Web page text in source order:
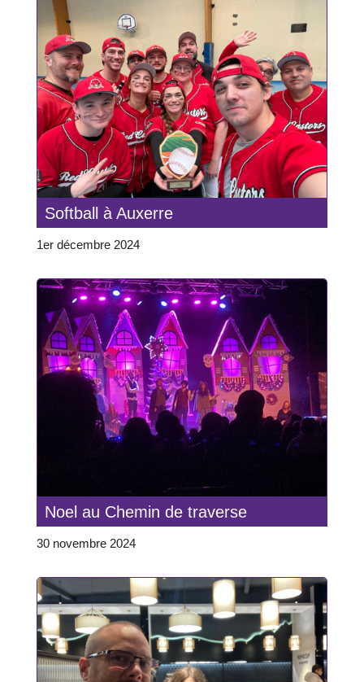
Softball à Auxerre
1er décembre 2024
Noel au Chemin de traverse
30 novembre 2024